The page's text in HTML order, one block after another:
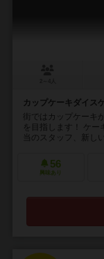
カップケーキダイス
街ではカップケーキ
を目指します！ ケ
当のスタッフ、新し
56
興味あり